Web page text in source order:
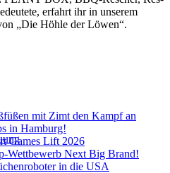
erfahrt ihr in unserem
„Die Höhle der Löwen“.
mit Zimt den Kampf an
in Hamburg!
Games Lift 2026
Wettbewerb Next Big Brand!
in die USA